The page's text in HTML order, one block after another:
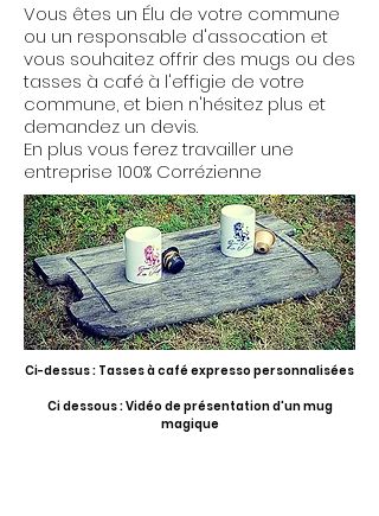
Vous êtes un Élu de votre commune
ou un responsable d'assocation et
vous souhaitez offrir des mugs ou des
tasses à café à l'effigie de votre
commune, et bien n'hésitez plus et
demandez un devis.
En plus vous ferez travailler une
entreprise 100% Corrézienne
Ci-dessus : Tasses à café expresso personnalisées
Ci dessous : Vidéo de présentation d'un mug
magique